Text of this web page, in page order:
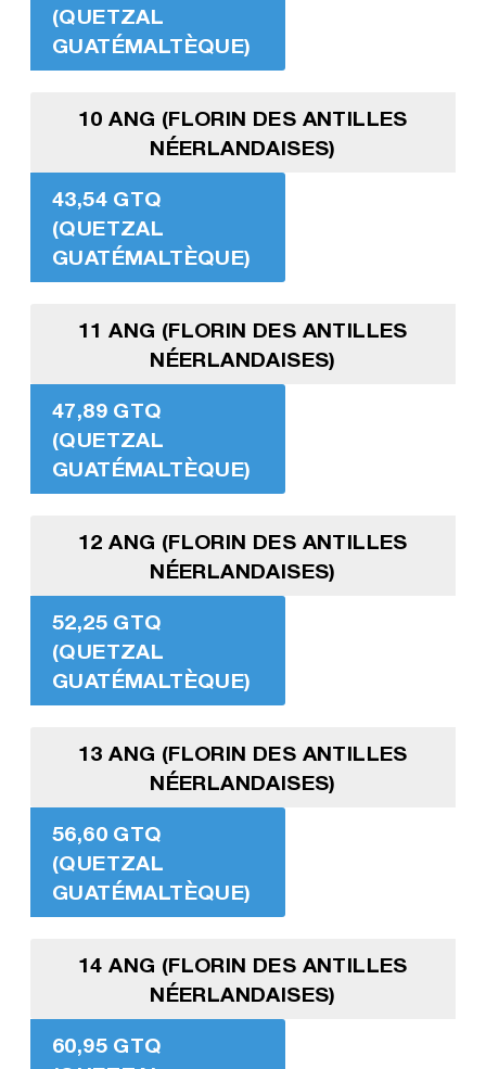
(QUETZAL
GUATÉMALTÈQUE)
10 ANG (FLORIN DES ANTILLES
NÉERLANDAISES)
43,54 GTQ
(QUETZAL
GUATÉMALTÈQUE)
11 ANG (FLORIN DES ANTILLES
NÉERLANDAISES)
47,89 GTQ
(QUETZAL
GUATÉMALTÈQUE)
12 ANG (FLORIN DES ANTILLES
NÉERLANDAISES)
52,25 GTQ
(QUETZAL
GUATÉMALTÈQUE)
13 ANG (FLORIN DES ANTILLES
NÉERLANDAISES)
56,60 GTQ
(QUETZAL
GUATÉMALTÈQUE)
14 ANG (FLORIN DES ANTILLES
NÉERLANDAISES)
60,95 GTQ